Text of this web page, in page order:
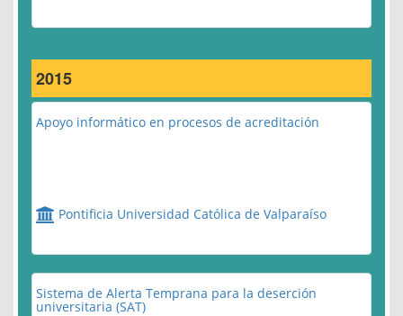
2015
Apoyo informático en procesos de acreditación
Pontificia Universidad Católica de Valparaíso
Sistema de Alerta Temprana para la deserción
universitaria (SAT)